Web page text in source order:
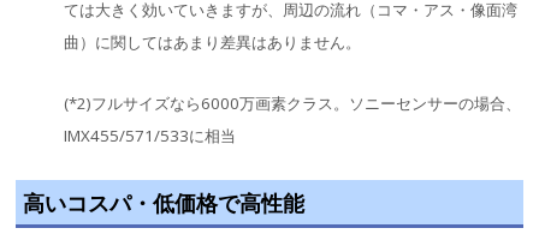
ては大きく効いていきますが、周辺の流れ（コマ・アス・像面湾
曲）に関してはあまり差異はありません。
(*2)フルサイズなら6000万画素クラス。ソニーセンサーの場合、
IMX455/571/533に相当
高いコスパ・低価格で高性能